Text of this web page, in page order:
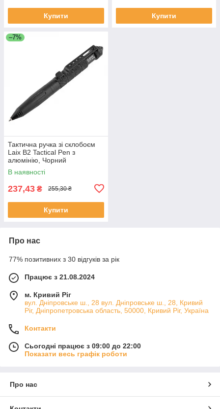
Купити Купити
–7%
Тактична ручка зі склобоєм
Laix B2 Tactical Pen з
алюмінію, Чорний
В наявності
237,43 ₴ 255,30 ₴
Купити
Про нас
77% позитивних з 30 відгуків за рік
Працює з 21.08.2024
м. Кривий Ріг
вул. Дніпровське ш., 28 вул. Дніпровське ш., 28, Кривий
Ріг, Дніпропетровська область, 50000, Кривий Ріг, Україна
Контакти
Сьогодні працює з 09:00 до 22:00
Показати весь графік роботи
Про нас